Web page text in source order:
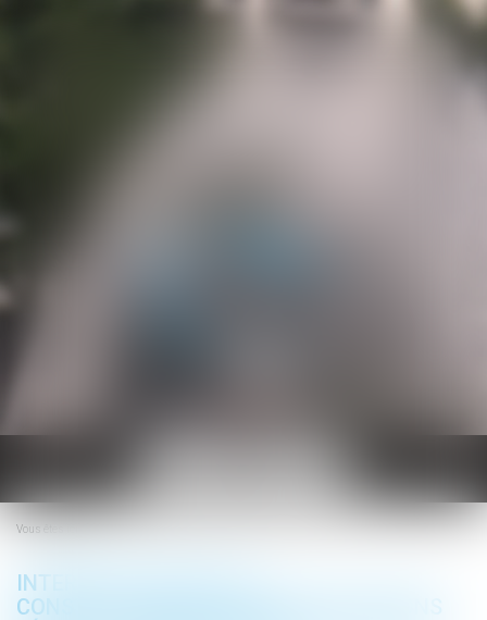
Vous êtes ici :
INTERROGATION SUR LA
CONSTITUTIONNALITÉ DES DISPOSITIONS